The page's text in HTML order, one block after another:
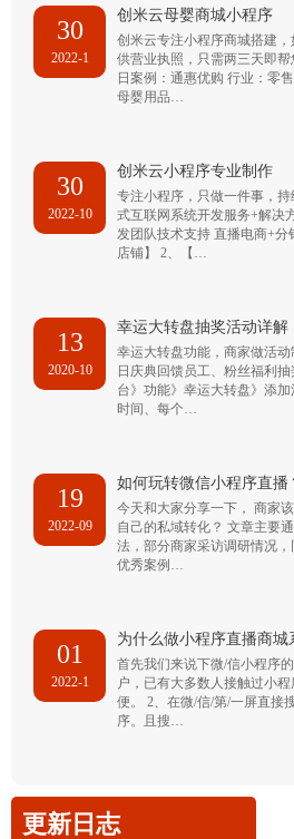
30
2022-1
创米云母婴商城小程序
创米云专注小程序商城搭建
供营业执照，只需两三天即
日案例：通惠优购 行业：零
母婴用品…
30
2022-10
创米云小程序专业制作
专注小程序，只做一件事，
式互联网系统开发服务+解决
发团队技术支持 直播电商+
店铺】 2、【…
13
2020-10
幸运大转盘抽奖活动详解
幸运大转盘功能，商家做活
日庆典回馈员工、粉丝福利
台》功能》幸运大转盘》添
时间、每个…
19
2022-09
如何玩转微信小程序直播
今天和大家分享一下， 商家
自己的私域转化？ 文章主要
法，部分商家采访调研情况
优秀案例…
01
2022-1
为什么做小程序直播商城
首先我们来说下微/信小程序
户，已有大多数人接触过小
便。 2、在微/信/第/一屏直接
序。且搜…
更新日志